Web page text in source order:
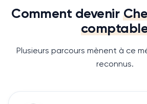
Comment devenir
Plusieurs parcours mènent à ce
reconnus.